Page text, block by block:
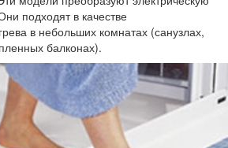
подходят в качестве
в небольших комнатах (санузлах,
балконах).